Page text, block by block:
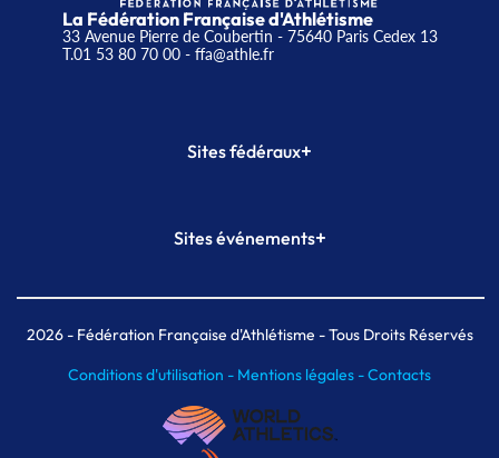
La Fédération Française d'Athlétisme
33 Avenue Pierre de Coubertin - 75640 Paris Cedex 13
T.01 53 80 70 00- ffa@athle.fr
Sites fédéraux+
Plateforme Formation
Sites événements+
Meeting de Paris indoor
MAIF Ekiden de Paris
2026- Fédération Française d'Athlétisme - Tous Droits Réservés
Conditions d'utilisation - Mentions légales -Contacts